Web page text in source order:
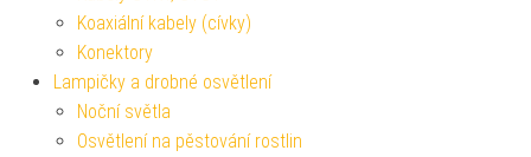
Koaxiální kabely (cívky)
Konektory
Lampičky a drobné osvětlení
Noční světla
Osvětlení na pěstování rostlin